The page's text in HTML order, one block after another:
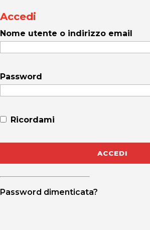
Accedi
Nome utente o indirizzo email
Password
Ricordami
Password dimenticata?